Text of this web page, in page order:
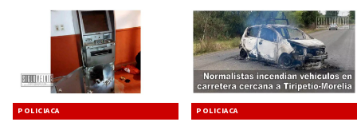
POLICIACA POLICIACA